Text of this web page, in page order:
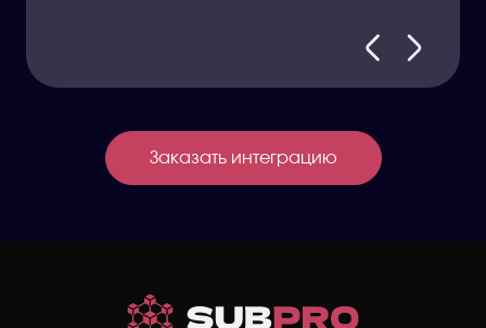
Заказать интеграцию